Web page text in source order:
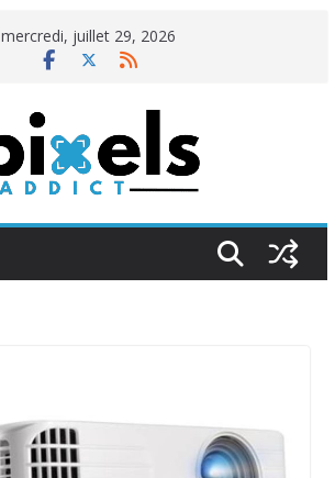
mercredi, juillet 29, 2026